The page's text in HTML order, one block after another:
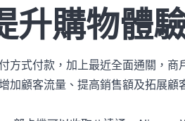
升購物體
方式付款，加上最近全面通關，
加顧客流量、提高銷售額及拓展顧